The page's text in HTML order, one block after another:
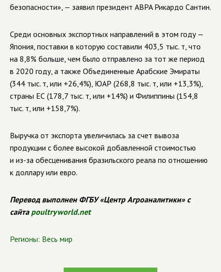
безопасности», — заявил президент ABPA Рикардо Сантин.
Среди основных экспортных направлений в этом году —
Япония, поставки в которую составили 403,5 тыс. т, что
на 8,8% больше, чем было отправлено за тот же период
в 2020 году, а также Объединенные Арабские Эмираты
(344 тыс. т, или +26,4%), ЮАР (268,8 тыс. т, или +13,3%),
страны ЕС (178,7 тыс. т, или +14%) и Филиппины (154,8
тыс. т, или +158,7%).
Выручка от экспорта увеличилась за счет вывоза
продукции с более высокой добавленной стоимостью
и из-за обесценивания бразильского реала по отношению
к доллару или евро.
Перевод выполнен ФГБУ «Центр Агроаналитики» с
сайта poultryworld.net
Регионы: Весь мир